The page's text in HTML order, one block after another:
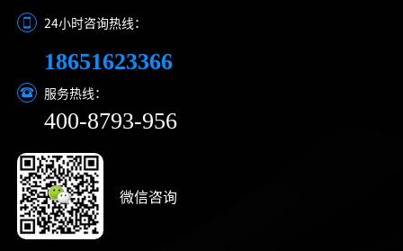
24小时咨询热线：
18651623366
服务热线：
400-8793-956
微信咨询